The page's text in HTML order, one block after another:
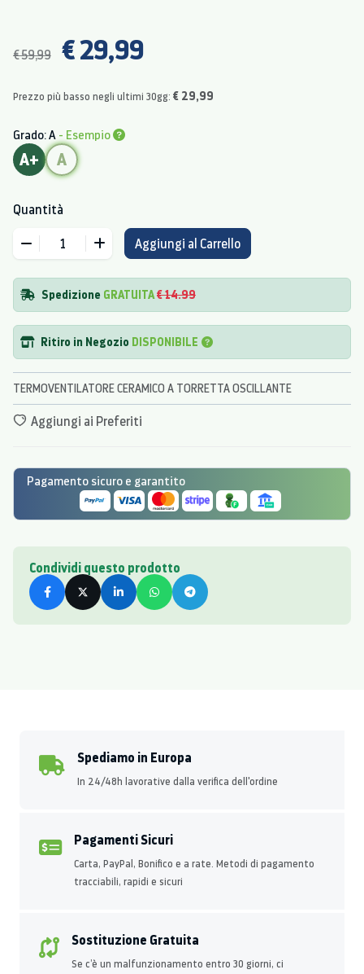
€ 59,99 € 29,99
Prezzo più basso negli ultimi 30gg: € 29,99
Grado: A - Esempio
A+ A
Quantità
Aggiungi al Carrello
Spedizione GRATUITA€ 14.99
Ritiro in Negozio DISPONIBILE
TERMOVENTILATORE CERAMICO A TORRETTA OSCILLANTE
Aggiungi ai Preferiti
Pagamento sicuro e garantito
Condividi questo prodotto
Spediamo in Europa
In 24/48h lavorative dalla verifica dell'ordine
Pagamenti Sicuri
Carta, PayPal, Bonifico e a rate. Metodi di pagamento
tracciabili, rapidi e sicuri
Sostituzione Gratuita
Se c’è un malfunzionamento entro 30 giorni, ci